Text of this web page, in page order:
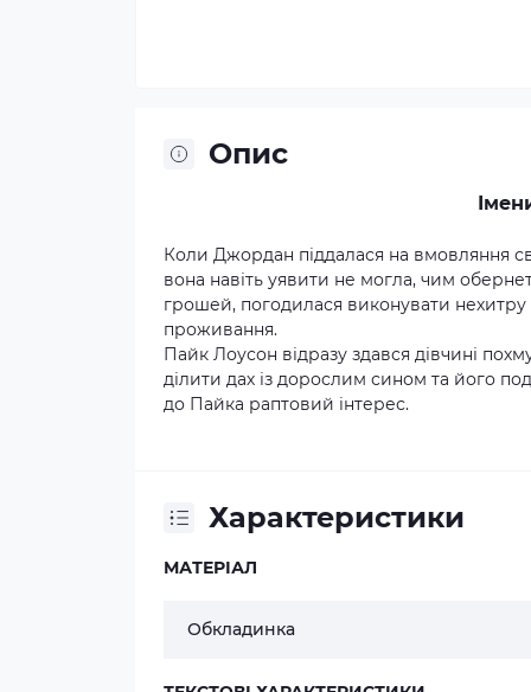
Опис
Коли Джордан піддалася на вмовляння
вона навіть уявити не могла, чим
грошей, погодилася виконувати
проживання.
Пайк Лоусон відразу здався дівчині
ділити дах із дорослим сином та його
до Пайка раптовий інтерес.
Характеристики
МАТЕРІАЛ
Обкладинка